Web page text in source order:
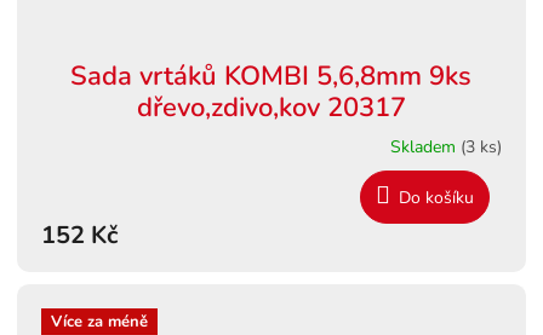
Sada vrtáků KOMBI 5,6,8mm 9ks
dřevo,zdivo,kov 20317
Skladem (3 ks)
152 Kč
Do košíku
Více za méně